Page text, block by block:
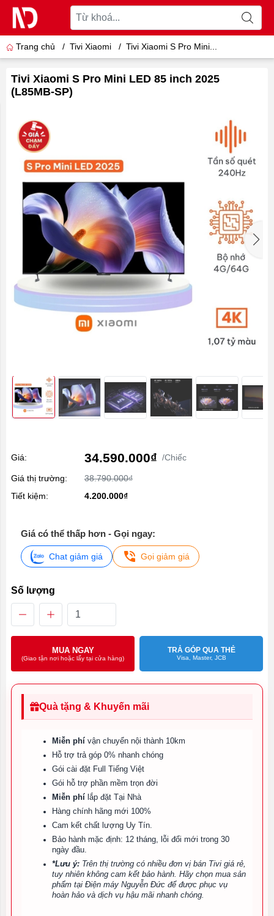
Trang chủ / Tivi Xiaomi / Tivi Xiaomi S Pro Mini...
Tivi Xiaomi S Pro Mini LED 85 inch 2025
(L85MB-SP)
Giá: 34.590.000₫ /Chiếc
Giá thị trường:
38.790.000₫
Tiết kiệm:
4.200.000₫
Giá có thể thấp hơn - Gọi ngay:
Chat giảm giá Gọi giảm giá
Số lượng
MUA NGAY
(Giao tận nơi hoặc lấy tại cửa hàng)
TRẢ GÓP QUA THẺ
Visa, Master, JCB
Quà tặng & Khuyến mãi
Miễn phí vận chuyển nội thành 10km
Hỗ trợ trả góp 0% nhanh chóng
Gói cài đặt Full Tiếng Việt
Gói hỗ trợ phần mềm trọn đời
Miễn phí lắp đặt Tại Nhà
Hàng chính hãng mới 100%
Cam kết chất lượng Uy Tín.
Bảo hành mặc định: 12 tháng, lỗi đổi mới trong 30
ngày đầu.
*Lưu ý: Trên thị trường có nhiều đơn vị bán Tivi giá rẻ,
tuy nhiên không cam kết bảo hành. Hãy chọn mua sản
phẩm tại Điện máy Nguyễn Đức để được phục vụ
hoàn hảo và dịch vụ hậu mãi nhanh chóng.